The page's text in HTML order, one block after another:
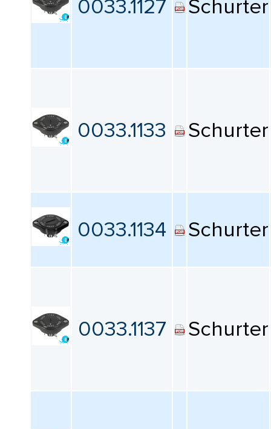
0033.1127 Schurter
0033.1133 Schurter
0033.1134 Schurter
0033.1137 Schurter